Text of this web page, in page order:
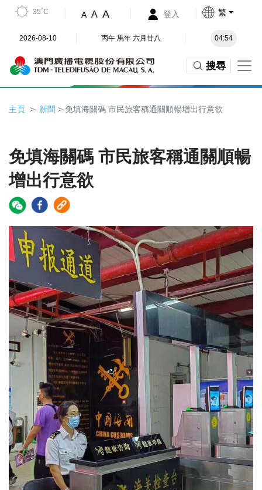
35˚C A A A 登入 繁
2026-08-10 丙午 馬年 六月廿八 04:54
搜尋
主頁 新聞 > 免填海關碼 市民旅客稱通關順暢增出行意欲
免填海關碼 市民旅客稱通關順暢
增出行意欲